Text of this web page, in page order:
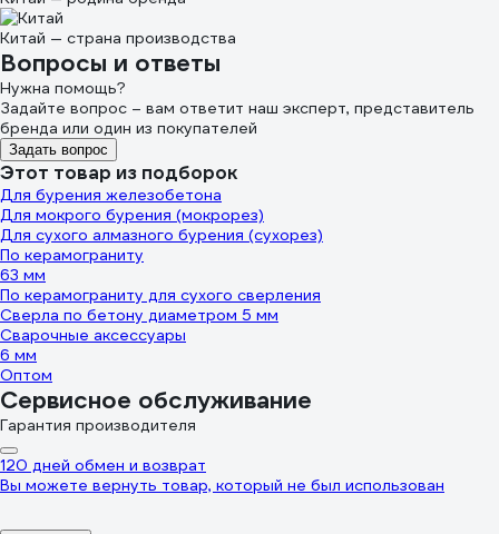
Китай — страна производства
Вопросы и ответы
Нужна помощь?
Задайте вопрос – вам ответит наш эксперт, представитель
бренда или один из покупателей
Задать вопрос
Этот товар из подборок
Для бурения железобетона
Для мокрого бурения (мокрорез)
Для сухого алмазного бурения (сухорез)
По керамограниту
63 мм
По керамограниту для сухого сверления
Сверла по бетону диаметром 5 мм
Сварочные аксессуары
6 мм
Оптом
Сервисное обслуживание
Гарантия производителя
120 дней обмен и возврат
Вы можете вернуть товар, который не был использован